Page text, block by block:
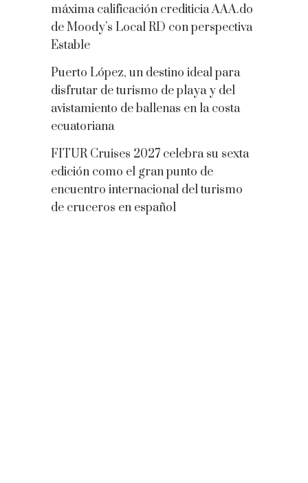
máxima calificación crediticia AAA.do
de Moody’s Local RD con perspectiva
Estable
Puerto López, un destino ideal para
disfrutar de turismo de playa y del
avistamiento de ballenas en la costa
ecuatoriana
FITUR Cruises 2027 celebra su sexta
edición como el gran punto de
encuentro internacional del turismo
de cruceros en español